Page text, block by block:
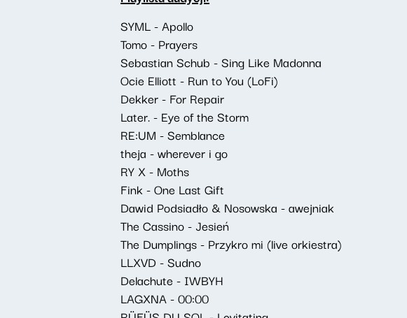
SYML - Apollo
Tomo - Prayers
Sebastian Schub - Sing Like Madonna
Ocie Elliott - Run to You (LoFi)
Dekker - For Repair
Later. - Eye of the Storm
RE:UM - Semblance
theja - wherever i go
RY X - Moths
Fink - One Last Gift
Dawid Podsiadło & Nosowska - awejniak
The Cassino - Jesień
The Dumplings - Przykro mi (live orkiestra)
LLXVD - Sudno
Delachute - IWBYH
LAGXNA - 00:00